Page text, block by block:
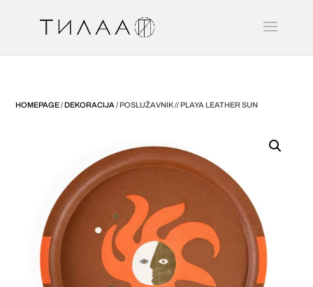
HOMEPAGE/DEKORACIJA / POSLUŽAVNIK // PLAYA LEATHER SUN